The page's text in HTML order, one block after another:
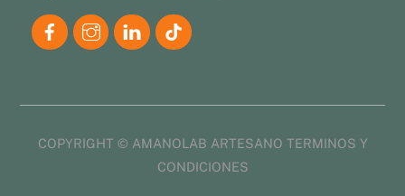
COPYRIGHT © AMANOLAB ARTESANO TERMINOS Y
CONDICIONES